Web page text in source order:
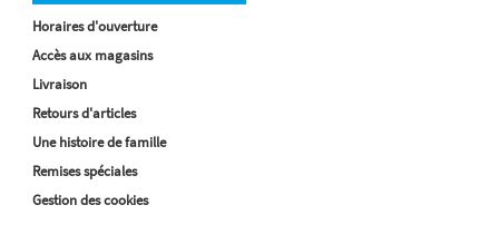
Horaires d'ouverture
Accès aux magasins
Livraison
Retours d'articles
Une histoire de famille
Remises spéciales
Gestion des cookies